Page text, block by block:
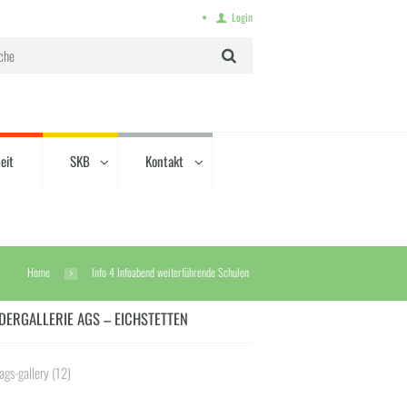
Login
SKB Kontakt
Home Info 4 Infoabend weiterführende Schulen
AGS – EICHSTETTEN
ags-gallery (12)